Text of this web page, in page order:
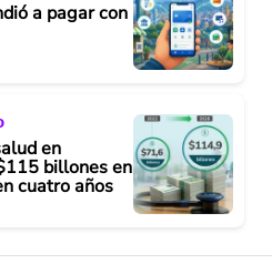
a pagar con
en
billones en
cuatro años